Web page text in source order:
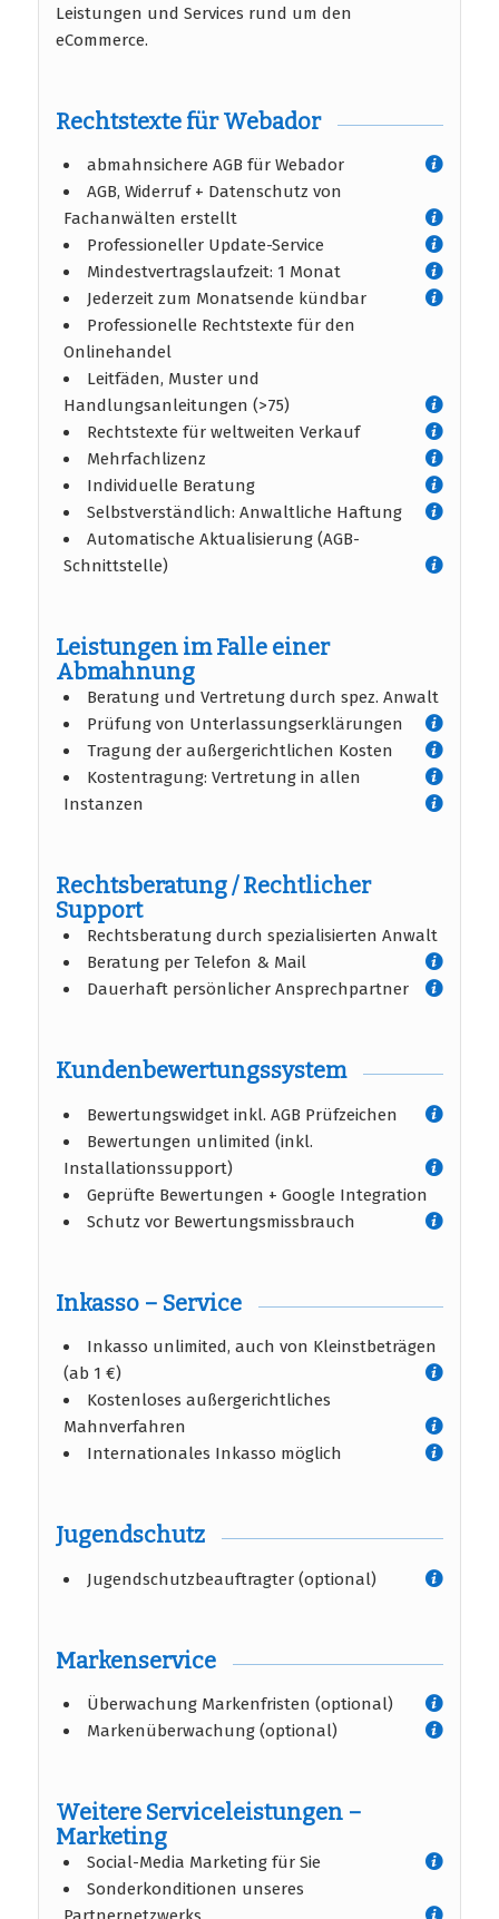
Leistungen und Services rund um den
eCommerce.
Rechtstexte für Webador
abmahnsichere AGB für Webador
AGB, Widerruf + Datenschutz von
Fachanwälten erstellt
Professioneller Update-Service
Mindestvertragslaufzeit: 1 Monat
Jederzeit zum Monatsende kündbar
Professionelle Rechtstexte für den
Onlinehandel
Leitfäden, Muster und
Handlungsanleitungen (>75)
Rechtstexte für weltweiten Verkauf
Mehrfachlizenz
Individuelle Beratung
Selbstverständlich: Anwaltliche Haftung
Automatische Aktualisierung (AGB-
Schnittstelle)
Leistungen im Falle einer
Abmahnung
Beratung und Vertretung durch spez. Anwalt
Prüfung von Unterlassungserklärungen
Tragung der außergerichtlichen Kosten
Kostentragung: Vertretung in allen
Instanzen
Rechtsberatung / Rechtlicher
Support
Rechtsberatung durch spezialisierten Anwalt
Beratung per Telefon & Mail
Dauerhaft persönlicher Ansprechpartner
Kundenbewertungssystem
Bewertungswidget inkl. AGB Prüfzeichen
Bewertungen unlimited (inkl.
Installationssupport)
Geprüfte Bewertungen + Google Integration
Schutz vor Bewertungsmissbrauch
Inkasso – Service
Inkasso unlimited, auch von Kleinstbeträgen
(ab 1 €)
Kostenloses außergerichtliches
Mahnverfahren
Internationales Inkasso möglich
Jugendschutz
Jugendschutzbeauftragter (optional)
Markenservice
Überwachung Markenfristen (optional)
Markenüberwachung (optional)
Weitere Serviceleistungen –
Marketing
Social-Media Marketing für Sie
Sonderkonditionen unseres